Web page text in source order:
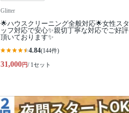
Glitter
🌟ハウスクリーニング全般対応🌟女性スタ
ッフ対応で安心✨親切丁寧な対応でご好評
頂いております✨
4.84(144件)
31,000円/ 1セット